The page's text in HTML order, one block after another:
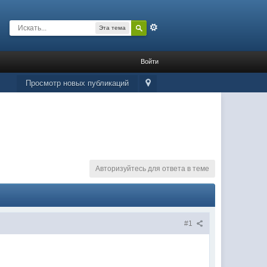
Эта тема
Войти
Просмотр новых публикаций
Авторизуйтесь для ответа в теме
#1